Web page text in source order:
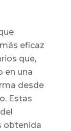
eficaz
que,
en una
desde
Estas
obtenida